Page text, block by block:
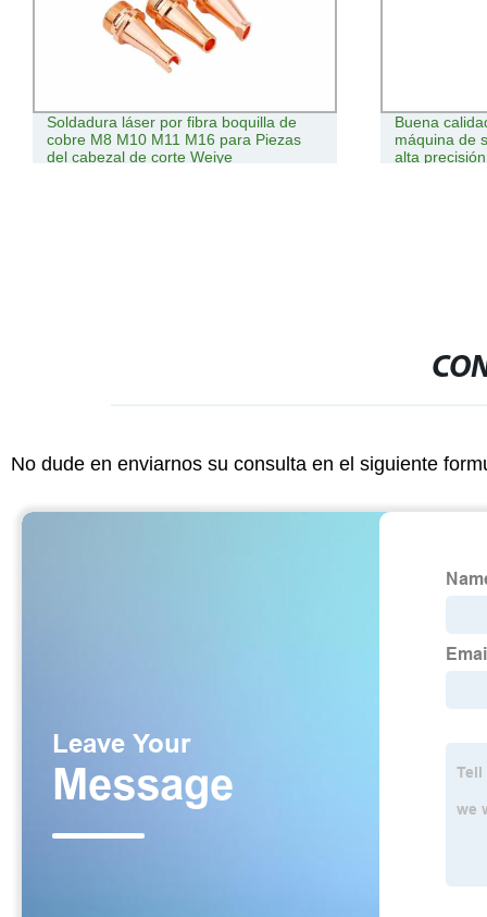
Soldadura láser por fibra boquilla de
cobre M8 M10 M11 M16 para Piezas
del cabezal de corte Weiye
Buena
máquina de
alta
No dude en enviarnos su consulta en el siguiente